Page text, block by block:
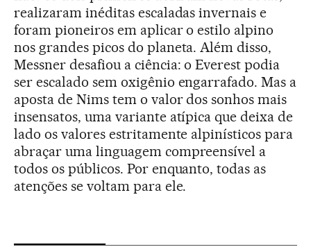
realizaram inéditas escaladas invernais e
foram pioneiros em aplicar o estilo alpino
nos grandes picos do planeta. Além disso,
Messner desafiou a ciência: o Everest podia
ser escalado sem oxigênio engarrafado. Mas a
aposta de Nims tem o valor dos sonhos mais
insensatos, uma variante atípica que deixa de
lado os valores estritamente alpinísticos para
abraçar uma linguagem compreensível a
todos os públicos. Por enquanto, todas as
atenções se voltam para ele.